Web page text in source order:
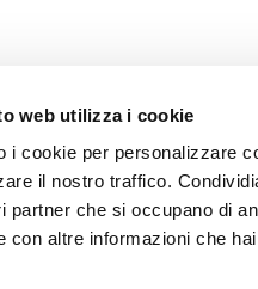
web utilizza i cookie
i cookie per personalizzare
il nostro traffico.
partner che si occupano di
con altre informazioni che